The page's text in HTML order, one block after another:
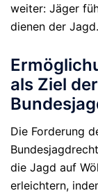
weiter: Jäger
dienen der Jagd.
als Ziel
Die Forderung
die Jagd auf
erleichtern,